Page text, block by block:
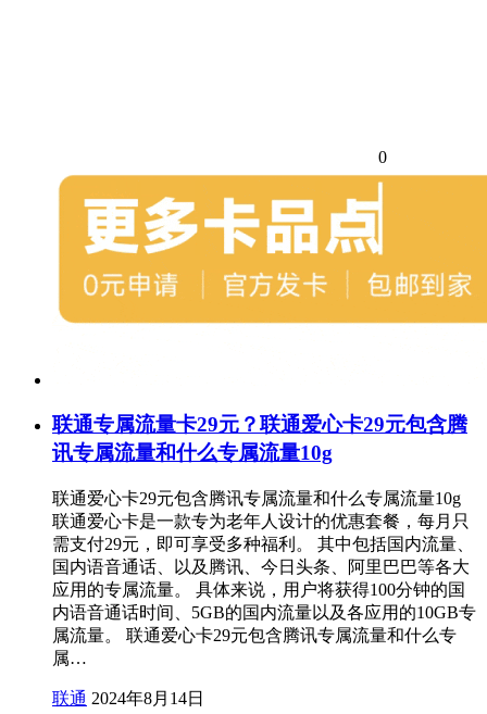
0
联通专属流量卡29元？联通爱心卡29元包含腾
讯专属流量和什么专属流量10g
联通爱心卡29元包含腾讯专属流量和什么专属流量10g
联通爱心卡是一款专为老年人设计的优惠套餐，每月只
需支付29元，即可享受多种福利。 其中包括国内流量、
国内语音通话、以及腾讯、今日头条、阿里巴巴等各大
应用的专属流量。 具体来说，用户将获得100分钟的国
内语音通话时间、5GB的国内流量以及各应用的10GB专
属流量。 联通爱心卡29元包含腾讯专属流量和什么专
属…
联通 2024年8月14日